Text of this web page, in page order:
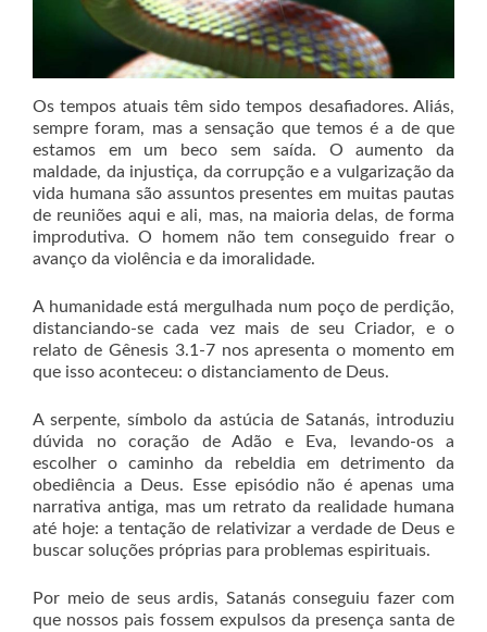
Os tempos atuais têm sido tempos desafiadores. Aliás,
sempre foram, mas a sensação que temos é a de que
estamos em um beco sem saída. O aumento da
maldade, da injustiça, da corrupção e a vulgarização da
vida humana são assuntos presentes em muitas pautas
de reuniões aqui e ali, mas, na maioria delas, de forma
improdutiva. O homem não tem conseguido frear o
avanço da violência e da imoralidade.
A humanidade está mergulhada num poço de perdição,
distanciando-se cada vez mais de seu Criador, e o
relato de Gênesis 3.1-7 nos apresenta o momento em
que isso aconteceu: o distanciamento de Deus.
A serpente, símbolo da astúcia de Satanás, introduziu
dúvida no coração de Adão e Eva, levando-os a
escolher o caminho da rebeldia em detrimento da
obediência a Deus. Esse episódio não é apenas uma
narrativa antiga, mas um retrato da realidade humana
até hoje: a tentação de relativizar a verdade de Deus e
buscar soluções próprias para problemas espirituais.
Por meio de seus ardis, Satanás conseguiu fazer com
que nossos pais fossem expulsos da presença santa de